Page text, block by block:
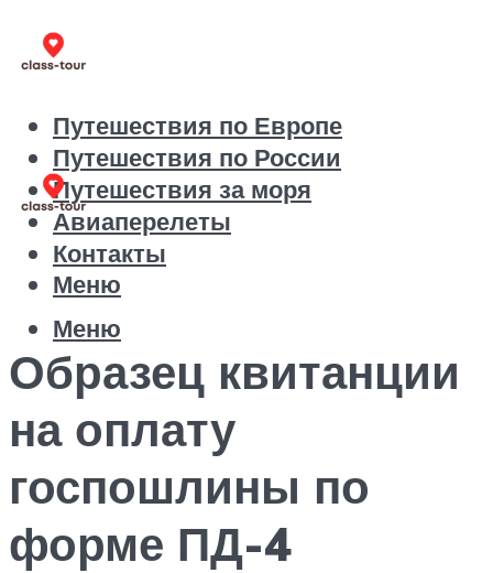
Путешествия по Европе
Путешествия по России
Путешествия за моря
Авиаперелеты
Контакты
Меню
Меню
Образец квитанции
на оплату
госпошлины по
форме ПД-4